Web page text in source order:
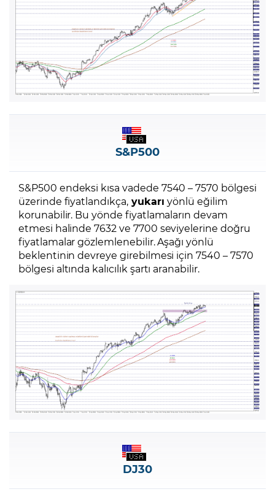
S&P500
S&P500 endeksi kısa vadede 7540 – 7570 bölgesi
üzerinde fiyatlandıkça,yukarıyönlü eğilim
korunabilir. Bu yönde fiyatlamaların devam
etmesi halinde 7632 ve 7700 seviyelerine doğru
fiyatlamalar gözlemlenebilir. Aşağı yönlü
beklentinin devreye girebilmesi için 7540 – 7570
bölgesi altında kalıcılık şartı aranabilir.
DJ30